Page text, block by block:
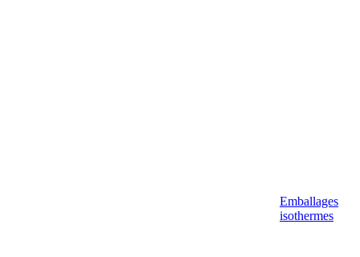
Emballages
isothermes